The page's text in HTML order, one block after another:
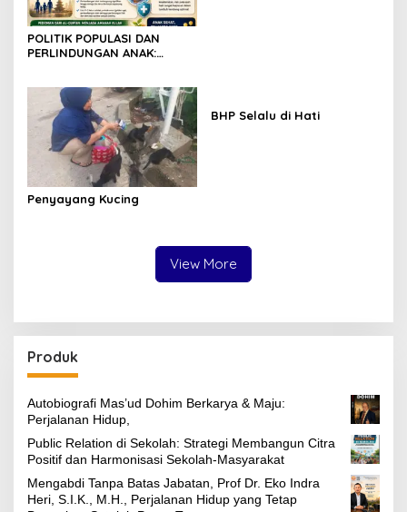
POLITIK POPULASI DAN
PERLINDUNGAN ANAK:
Penyayang Kucing
BHP Selalu di Hati
View More
Produk
Autobiografi Mas’ud Dohim Berkarya & Maju:
Perjalanan Hidup,
Public Relation di Sekolah: Strategi Membangun Citra
Positif dan Harmonisasi Sekolah-Masyarakat
Mengabdi Tanpa Batas Jabatan, Prof Dr. Eko Indra
Heri, S.I.K., M.H., Perjalanan Hidup yang Tetap